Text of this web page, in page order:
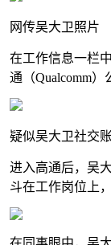
网传吴大卫照片
在工作信息一栏
通（Qualcomm）
疑似吴大卫社交
进入高通后，吴
斗在工作岗位上